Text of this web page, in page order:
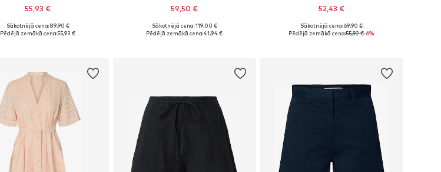
55,93 €
Pieejamie izmēri: M, L, XL
Sākotnējā cena: 89,90 €
Pēdējā zemākā cena:55,93 €
59,50 €
Pieejamie izmēri: 38, 40, 42
Sākotnējā cena: 119,00 €
Pēdējā zemākā cena:41,94 €
52,43 €
Pieejamie izmēri: 38, 40, 42
Sākotnējā cena: 69,90 €
Pēdējā zemākā cena:55,92 €-6%